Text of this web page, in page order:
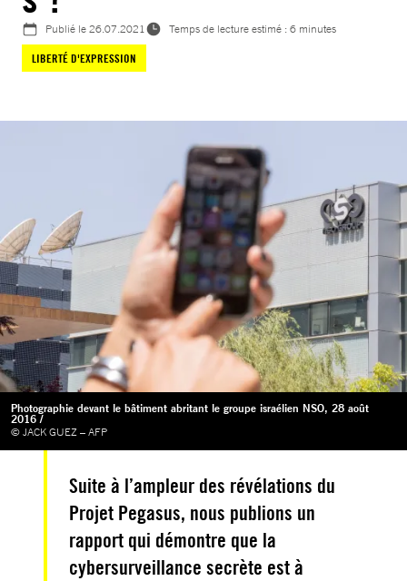
Publié le26.07.2021
Temps de lecture estimé : 6 minutes
LIBERTÉ D'EXPRESSION
Photographie devant le bâtiment abritant le groupe israélien NSO, 28 août
2016 /
© JACK GUEZ – AFP
Suite à l’ampleur des révélations du
Projet Pegasus, nous publions un
rapport qui démontre que la
cybersurveillance secrète est à